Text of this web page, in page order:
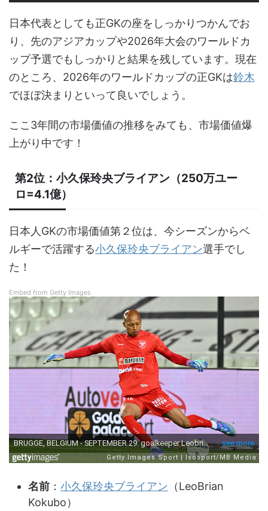
日本代表としても正GKの座をしっかりつかんでお
り、先のアジアカップや2026年大会のワールドカ
ップ予選でもしっかりと結果を残しています。現在
のところ、2026年のワールドカップの正GKは鈴木
でほぼ決まりといって良いでしょう。
ここ3年間の市場価値の推移をみても、市場価値爆
上がり中です！
第2位：小久保玲央ブライアン（250万ユー
ロ=4.1億）
日本人GKの市場価値第２位は、今シーズンからベ
ルギーで活躍する小久保玲央ブライアン選手でし
た！
Embed from Getty Images
名前 ： 小久保玲央ブライアン （LeoBrian
Kokubo）